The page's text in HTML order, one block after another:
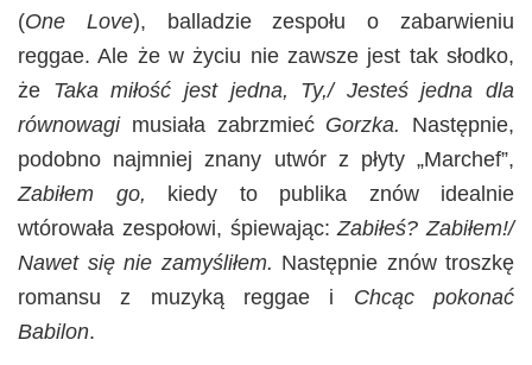
(One Love), balladzie zespołu o zabarwieniu
reggae. Ale że w życiu nie zawsze jest tak słodko,
że Taka miłość jest jedna, Ty,/ Jesteś jedna dla
równowagi musiała zabrzmieć Gorzka. Następnie,
podobno najmniej znany utwór z płyty „Marchef”,
Zabiłem go, kiedy to publika znów idealnie
wtórowała zespołowi, śpiewając:Zabiłeś? Zabiłem!/
Nawet się nie zamyśliłem. Następnie znów troszkę
romansu z muzyką reggae i Chcąc pokonać
Babilon.